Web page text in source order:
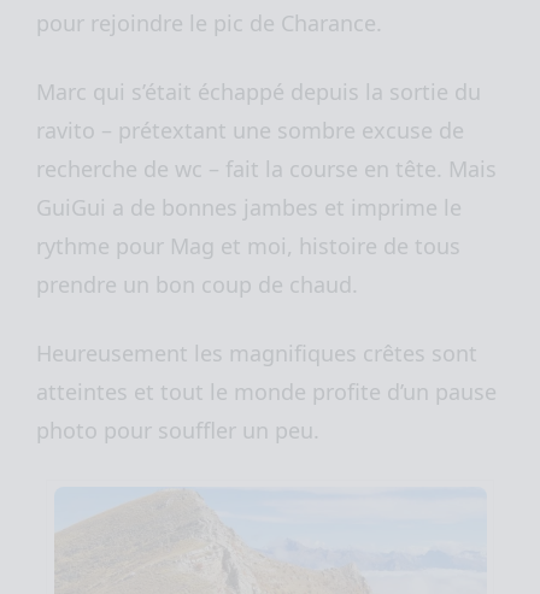
pour rejoindre le pic de Charance.
Marc qui s’était échappé depuis la sortie du
ravito – prétextant une sombre excuse de
recherche de wc – fait la course en tête. Mais
GuiGui a de bonnes jambes et imprime le
rythme pour Mag et moi, histoire de tous
prendre un bon coup de chaud.
Heureusement les magnifiques crêtes sont
atteintes et tout le monde profite d’un pause
photo pour souffler un peu.